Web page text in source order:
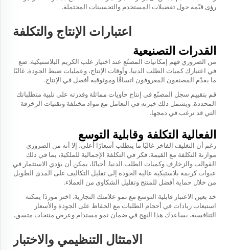
رؤى قيّمة حول تفضيلات المستخدم والتحسينات المحتملة.
اعتبارات الإنتاج والتكلفة
القدرات التصنيعية
من الضروري فهم إمكانيات المصنّع عند اختيار علب الكريم البلاستيكية. ضع
في اعتبارك كميات الطلب الدنيا، وأوقات الإنتاج، وعمليات ضبط الجودة. غالبًا
ما يقدّم المصنعون المعروفون اتساقًا وموثوقية أفضل في الإنتاج.
قم بتقييم سجل المصنّع في إنتاج حاويات مماثلة وقدرته على تلبية متطلباتك
المحددة. ويشمل ذلك خبرته في التعامل مع مواد مختلفة وتقنيات الزخرفة
التي قد ترغب في دمجها.
الفعالية التكلفة وقابلية التوسع
رغم أن التغليف الفاخر غالبًا ما يتطلب أسعارًا أعلى، إلا أنه من الضروري
موازنة التكلفة مع القيمة. فكر في التكلفة الإجمالية للملكية، بما في ذلك
القوالب والزخارف وكميات الطلب الدنيا. أحيانًا، يمكن أن يؤدي الاستثمار في
عبوات كريمة بلاستيكية عالية الجودة إلى تقليل التكاليف على المدى الطويل
من خلال حماية أفضل للمنتج وتقليل الشكاوى من العملاء.
خذ بعين الاعتبار قابلية التوسع مع نمو علامتك التجارية. اختر موردًا يمكنه
استيعاب زيادات في أحجام الطلبات مع الحفاظ على الجودة والأسعار
التنافسية. يساعدك هذا النهج في ضمان نمو مستدام وعرض منتجات متسق.
الامتثال التنظيمي والاختبار